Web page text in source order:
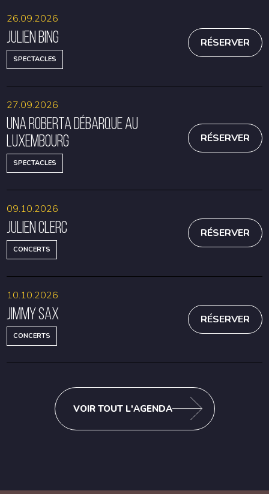
Julien Bing
SPECTACLES
26.09.2026
RÉSERVER
Una Roberta débarque au
Luxembourg
SPECTACLES
27.09.2026
RÉSERVER
Julien Clerc
CONCERTS
09.10.2026
RÉSERVER
Jimmy Sax
CONCERTS
10.10.2026
RÉSERVER
VOIR TOUT L'AGENDA